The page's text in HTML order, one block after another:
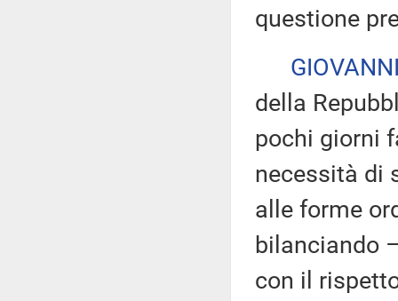
questione
della
pochi giorni
necessità di
alle forme
bilanciando
con il